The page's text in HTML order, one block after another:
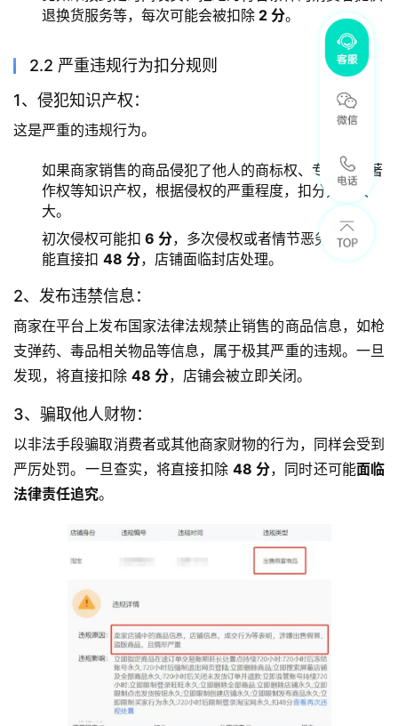
退换货服务等，每次可能会被扣除 2 分。
2.2 严重违规行为扣分规则
1、侵犯知识产权：
这是严重的违规行为。
如果商家销售的商品侵犯了他人的商标权、专利权、著
作权等知识产权，根据侵权的严重程度，扣分力度较
大。
初次侵权可能扣 6 分，多次侵权或者情节恶劣的，可
能直接扣 48 分，店铺面临封店处理。
2、发布违禁信息：
商家在平台上发布国家法律法规禁止销售的商品信息，如枪
支弹药、毒品相关物品等信息，属于极其严重的违规。一旦
发现，将直接扣除 48 分，店铺会被立即关闭。
3、骗取他人财物：
以非法手段骗取消费者或其他商家财物的行为，同样会受到
严厉处罚。一旦查实，将直接扣除 48 分，同时还可能面临
法律责任追究。